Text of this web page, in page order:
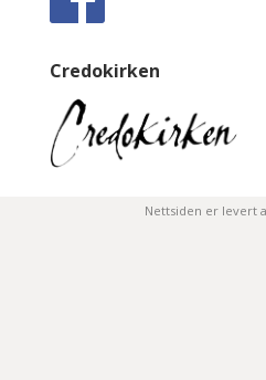
Credokirken
Nettsiden er levert